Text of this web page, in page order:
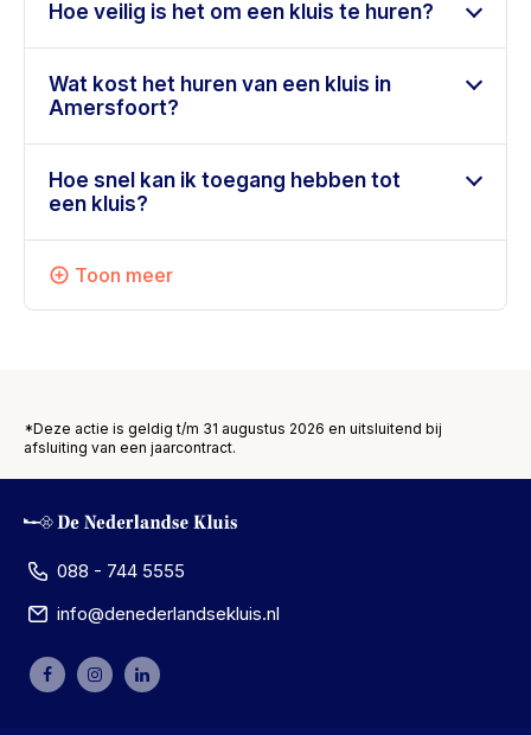
Hoe veilig is het om een kluis te huren?
Wat kost het huren van een kluis in
Amersfoort?
Hoe snel kan ik toegang hebben tot
een kluis?
Toon meer
*Deze actie is geldig t/m 31 augustus 2026 en uitsluitend bij
afsluiting van een jaarcontract.
088 - 744 5555
info@denederlandsekluis.nl